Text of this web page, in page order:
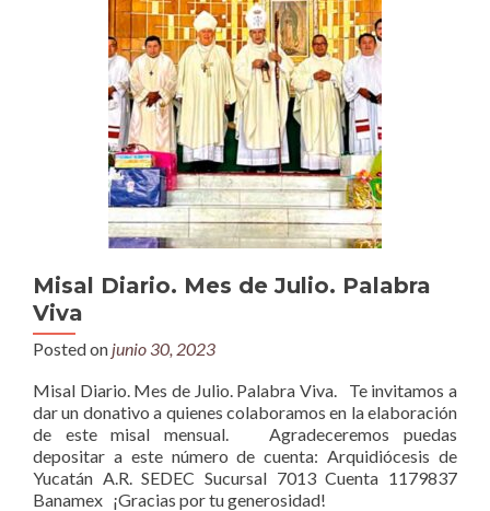
Misal Diario. Mes de Julio. Palabra
Viva
Posted on junio 30, 2023
Misal Diario. Mes de Julio. Palabra Viva. Te invitamos a
dar un donativo a quienes colaboramos en la elaboración
de este misal mensual. Agradeceremos puedas
depositar a este número de cuenta: Arquidiócesis de
Yucatán A.R. SEDEC Sucursal 7013 Cuenta 1179837
Banamex ¡Gracias por tu generosidad!